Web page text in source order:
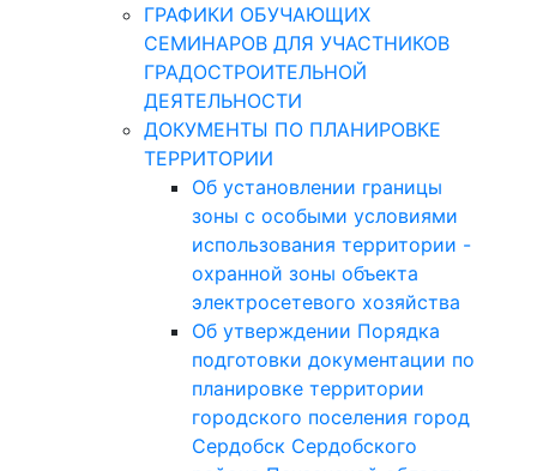
ГРАФИКИ ОБУЧАЮЩИХ
СЕМИНАРОВ ДЛЯ УЧАСТНИКОВ
ГРАДОСТРОИТЕЛЬНОЙ
ДЕЯТЕЛЬНОСТИ
ДОКУМЕНТЫ ПО ПЛАНИРОВКЕ
ТЕРРИТОРИИ
Об установлении границы
зоны с особыми условиями
использования территории -
охранной зоны объекта
электросетевого хозяйства
Об утверждении Порядка
подготовки документации по
планировке территории
городского поселения город
Сердобск Сердобского